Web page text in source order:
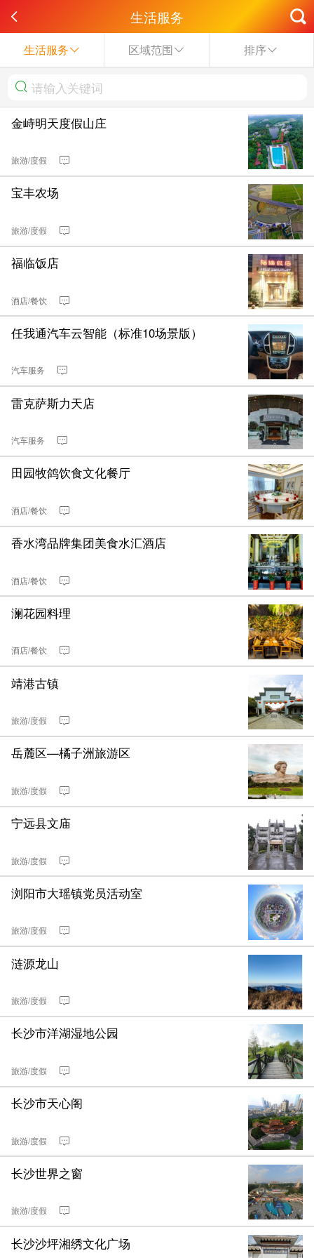
生活服务
生活服务 区域范围 排序
金峙明天度假山庄
旅游/度假
宝丰农场
旅游/度假
福临饭店
酒店/餐饮
任我通汽车云智能（标准10场景版）
汽车服务
雷克萨斯力天店
汽车服务
田园牧鸽饮食文化餐厅
酒店/餐饮
香水湾品牌集团美食水汇酒店
酒店/餐饮
澜花园料理
酒店/餐饮
靖港古镇
旅游/度假
岳麓区—橘子洲旅游区
旅游/度假
宁远县文庙
旅游/度假
浏阳市大瑶镇党员活动室
旅游/度假
涟源龙山
旅游/度假
长沙市洋湖湿地公园
旅游/度假
长沙市天心阁
旅游/度假
长沙世界之窗
旅游/度假
长沙沙坪湘绣文化广场